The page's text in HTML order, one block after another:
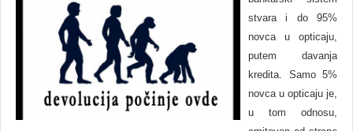
stvara i do 95%
novca u opticaju,
putem davanja
kredita. Samo 5%
novca u opticaju je,
u tom odnosu,